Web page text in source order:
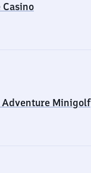
Casino
Adventure Minigolf